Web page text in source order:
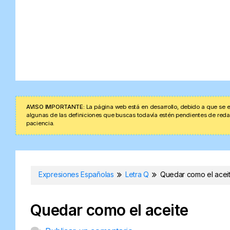
AVISO IMPORTANTE: La página web está en desarrollo, debido a que
algunas de las definiciones que buscas todavía estén pendientes de
paciencia.
Expresiones Españolas Letra Q Quedar como el
Quedar como el aceite